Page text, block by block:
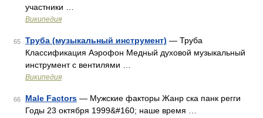
участники …
Википедия
65 Труба (музыкальный инструмент) — Труба
Классификация Аэрофон Медный духовой музыкальный
инструмент с вентилями …
Википедия
66 Male Factors — Мужские факторы Жанр ска панк регги
Годы 23 октября 1999&#160; наше время …